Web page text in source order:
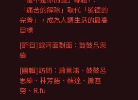
「痛苦的解除」取代「道德的
完善」，成為人類生活的最高
目標
[節目]銀河面對面：鼓鼓呂思
緯
[圖輯]訪問：蕭景鴻、鼓鼓呂
思緯、林芳語、蘇達、撒基
努、R.fu